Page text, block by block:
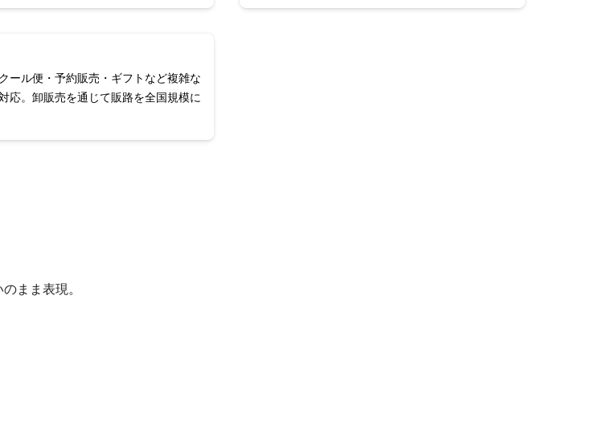
ール便・予約販売・ギフトなど複雑な
応。卸販売を通じて販路を全国規模に
まま表現。